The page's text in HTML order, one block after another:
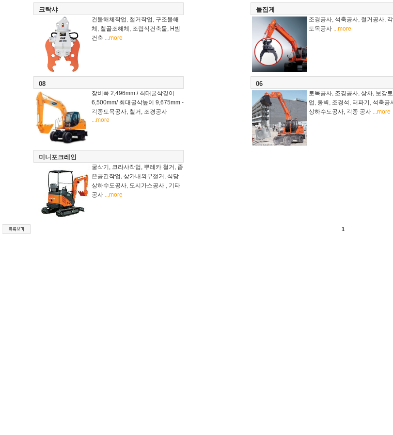
크락샤
건물해체작업, 철거작업, 구조물해
체, 철골조해체, 조립식건축물, H빔
건축 ...more
돌집게
조경공사, 석축공사, 철거공사,
토목공사 ...more
08
장비폭 2,496mm / 최대굴삭깊이
6,500mm/ 최대굴삭높이 9,675mm -
각종토목공사, 철거, 조경공사
...more
06
토목공사, 조경공사, 상차, 보강
업, 옹벽, 조경석, 터파기, 석축공
상하수도공사, 각종 공사 ...more
미니포크레인
굴삭기, 크라샤작업, 뿌레카 철거, 좁
은공간작업, 상가내외부철거, 식당
상하수도공사, 도시가스공사 , 기타
공사 ...more
1